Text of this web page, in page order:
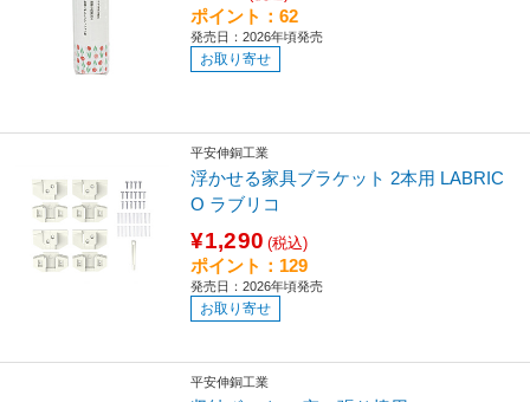
ポイント：62
発売日：2026年頃発売
お取り寄せ
平安伸銅工業
浮かせる家具ブラケット 2本用 LABRIC
O ラブリコ
¥1,290 (税込)
ポイント：129
発売日：2026年頃発売
お取り寄せ
平安伸銅工業